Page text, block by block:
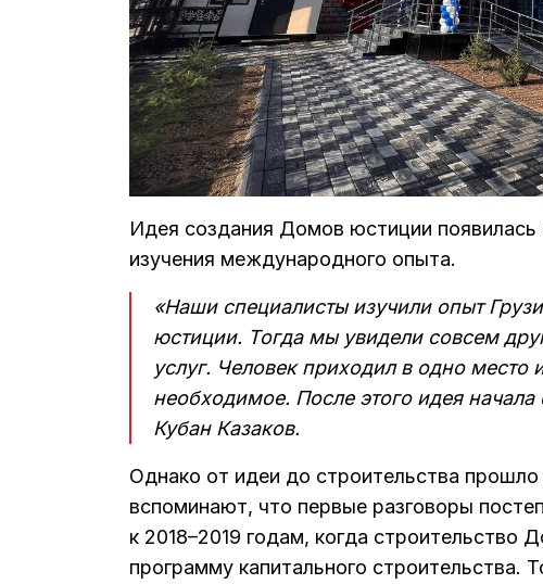
Идея создания Домов юстиции
изучения международного опыта.
«Наши специалисты изучили опыт
юстиции. Тогда мы увидели совсем
услуг. Человек приходил в одно место
необходимое. После этого идея
Кубан Казаков.
Однако от идеи до строительства
вспоминают, что первые разговоры
к 2018–2019 годам, когда строительство
программу капитального строительства.